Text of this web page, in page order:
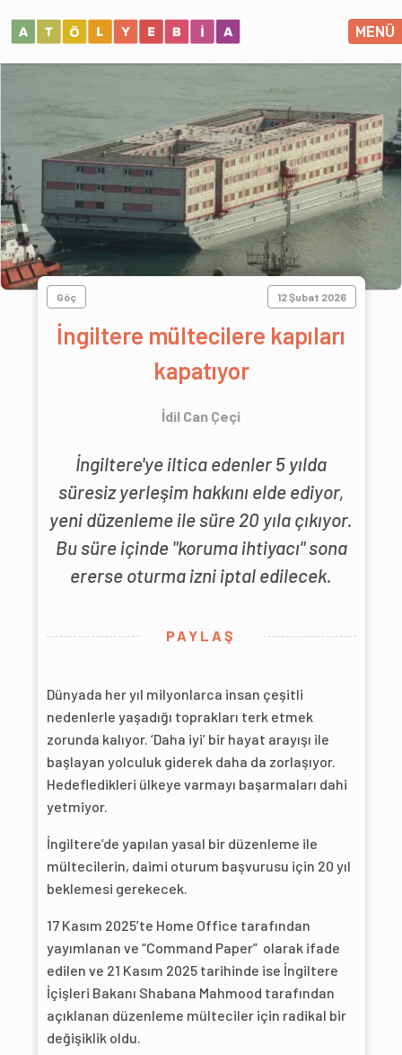
MENÜ
Göç 12 Şubat 2026
İngiltere mültecilere kapıları
kapatıyor
İdil Can Çeçi
İngiltere'ye iltica edenler 5 yılda
süresiz yerleşim hakkını elde ediyor,
yeni düzenleme ile süre 20 yıla çıkıyor.
Bu süre içinde "koruma ihtiyacı" sona
ererse oturma izni iptal edilecek.
PAYLAŞ
Dünyada her yıl milyonlarca insan çeşitli
nedenlerle yaşadığı toprakları terk etmek
zorunda kalıyor. ‘Daha iyi’ bir hayat arayışı ile
başlayan yolculuk giderek daha da zorlaşıyor.
Hedefledikleri ülkeye varmayı başarmaları dahi
yetmiyor.
İngiltere’de yapılan yasal bir düzenleme ile
mültecilerin, daimi oturum başvurusu için 20 yıl
beklemesi gerekecek.
17 Kasım 2025’te Home Office tarafından
yayımlanan ve “Command Paper” olarak ifade
edilen ve 21 Kasım 2025 tarihinde ise İngiltere
İçişleri Bakanı Shabana Mahmood tarafından
açıklanan düzenleme mülteciler için radikal bir
değişiklik oldu.